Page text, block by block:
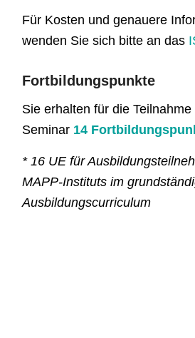
Für Kosten und genauere
wenden Sie sich bitte an das
Fortbildungspunkte
Sie erhalten für die
Seminar 14
* 16 UE für
MAPP-Instituts im
Ausbildungscurriculum